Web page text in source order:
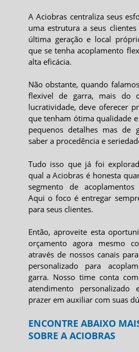
A Aciobras centraliza seus
uma estrutura a seus
última geração e local
que se tenhaacoplamento
alta eficácia.
Não obstante, quando
flexivel de garra, mais do
lucratividade, deve oferecer
que tenham ótima qualidade
pequenos detalhes mas de
saber a procedência e
Tudo isso que já foi
qual a Aciobras é honesta
segmento de
Aqui o foco é entregar
para seus clientes.
Então, aproveite esta
orçamento agora mesmo
através de nossos canais
personalizado para
garra. Nosso time conta
atendimento
prazer em auxiliar com suas
ENCONTRE ABAIXO
SOBRE A ACIOBRAS